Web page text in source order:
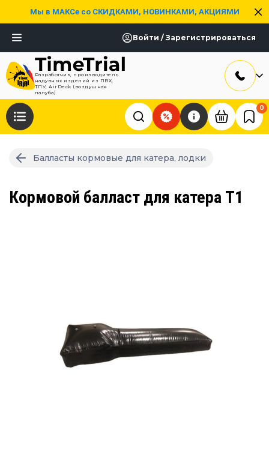
Мы в МАКСе со СКИДКАМИ, НОВИНКАМИ, АКЦИЯМИ
Войти / Зарегистрироваться
Разработчик, производитель
надувных изделий из ПВХ,
ТПУ, AirDeck (воздушная
палуба)
0
Балласты кормовые для катера, лодки
Кормовой балласт для катера Т1